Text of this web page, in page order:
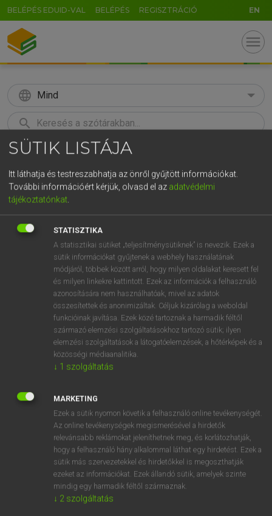
BELÉPÉS EDUID-VAL BELÉPÉS REGISZTRÁCIÓ EN
menu
language Mind
search
KERESÉS
Európai uniós terminológiai szótár
VAN ELŐFIZETÉSED?
Van előfizetésem a teljes szócikk megtekintéséhez.
BELÉPÉS
NINCS ELŐFIZETÉSED?
Nincs regisztrációm és előfizetésem. A szótár 2 órás,
díjmentes próbaverziójának elindításához regisztrálok és
belépek.
REGISZTRÁCIÓ
SÜTIK LISTÁJA
Itt láthatja és testreszabhatja az önről gyűjtött információkat.
További információért kérjük, olvasd el az adatvédelmi
tájékoztatónkat.
STATISZTIKA
A statisztikai sütiket „teljesítménysütiknek” is nevezik. Ezek a
sütik információkat gyűjtenek a webhely használatának
módjáról, többek között arról, hogy milyen oldalakat keresett fel
és milyen linkekre kattintott. Ezek az információk a felhasználó
azonosítására nem használhatóak, mivel az adatok
összesítettek és anonimizáltak. Céljuk kizárólag a weboldal
funkcióinak javítása. Ezek közé tartoznak a harmadik féltől
származó elemzési szolgáltatásokhoz tartozó sütik; ilyen
elemzési szolgáltatások a látogatóelemzések, a hőtérképek és a
közösségi médiaanalitika.
↓ 1 szolgáltatás
MARKETING
Ezek a sütik nyomon követik a felhasználó online tevékenységét.
Az online tevékenységek megismerésével a hirdetők
relevánsabb reklámokat jeleníthetnek meg, és korlátozhatják,
hogy a felhasználó hány alkalommal láthat egy hirdetést. Ezek a
sütik más szervezetekkel és hirdetőkkel is megoszthatják
ezeket az információkat. Ezek állandó sütik, amelyek szinte
mindig egy harmadik féltől származnak.
↓ 2 szolgáltatás
GR
t z u i o p
g h j k l é á ű Ω
n m , . AltGr